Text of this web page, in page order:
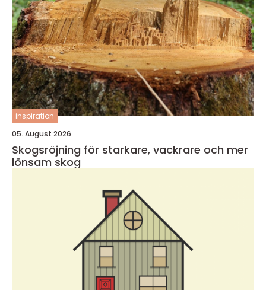
inspiration
05. August 2026
Skogsröjning för starkare, vackrare och mer
lönsam skog